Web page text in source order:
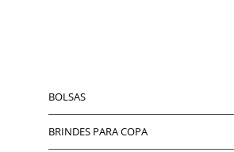
BOLSAS
BRINDES PARA COPA